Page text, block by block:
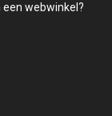
een webwinkel?